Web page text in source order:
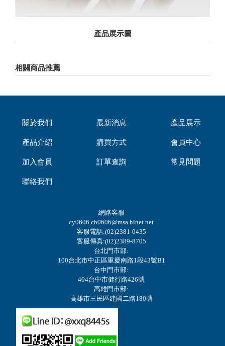
產品展示圖
相關商品推薦
關於我們 最新消息 產品展示
產品介紹 購買方式 會員中心
加入會員 訂單查詢 常見問題
聯絡我們
網路客服
cy0606.ch0606@msa.hinet.net
客服電話:(02)2381-0435
客服傳真:(02)2389-8705
台北門市部:
100台北市中正區重慶南路1段43號B1
台中門市部:
404台中市健行路426號
高雄門市部:
高雄市三民區建國二路180號